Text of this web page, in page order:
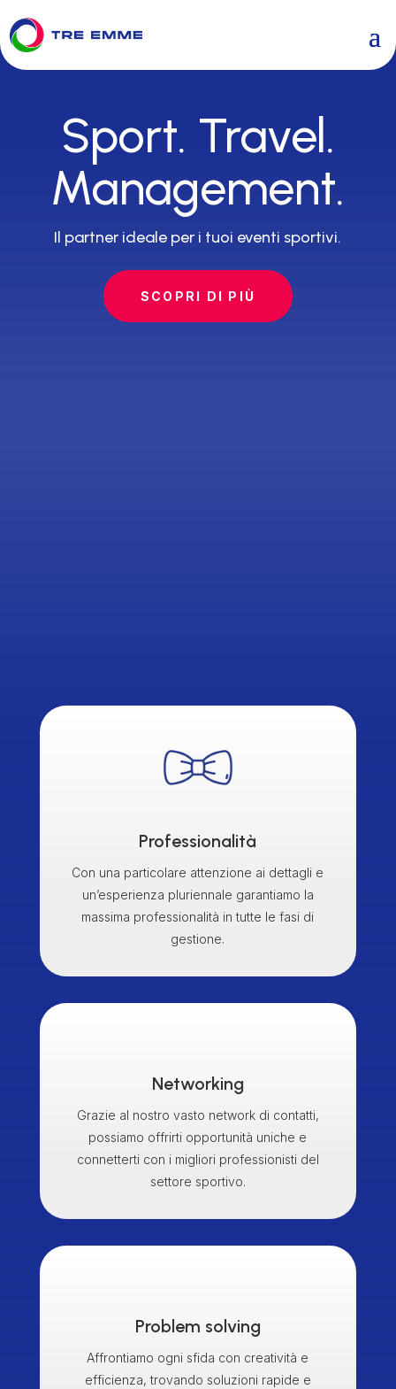
Sport. Travel.
Management.
Il partner ideale per i tuoi eventi sportivi.
SCOPRI DI PIÙ
Professionalità
Con una particolare attenzione ai dettagli e
un’esperienza pluriennale garantiamo la
massima professionalità in tutte le fasi di
gestione.
Networking
Grazie al nostro vasto network di contatti,
possiamo offrirti opportunità uniche e
connetterti con i migliori professionisti del
settore sportivo.
Problem solving
Affrontiamo ogni sfida con creatività e
efficienza, trovando soluzioni rapide e